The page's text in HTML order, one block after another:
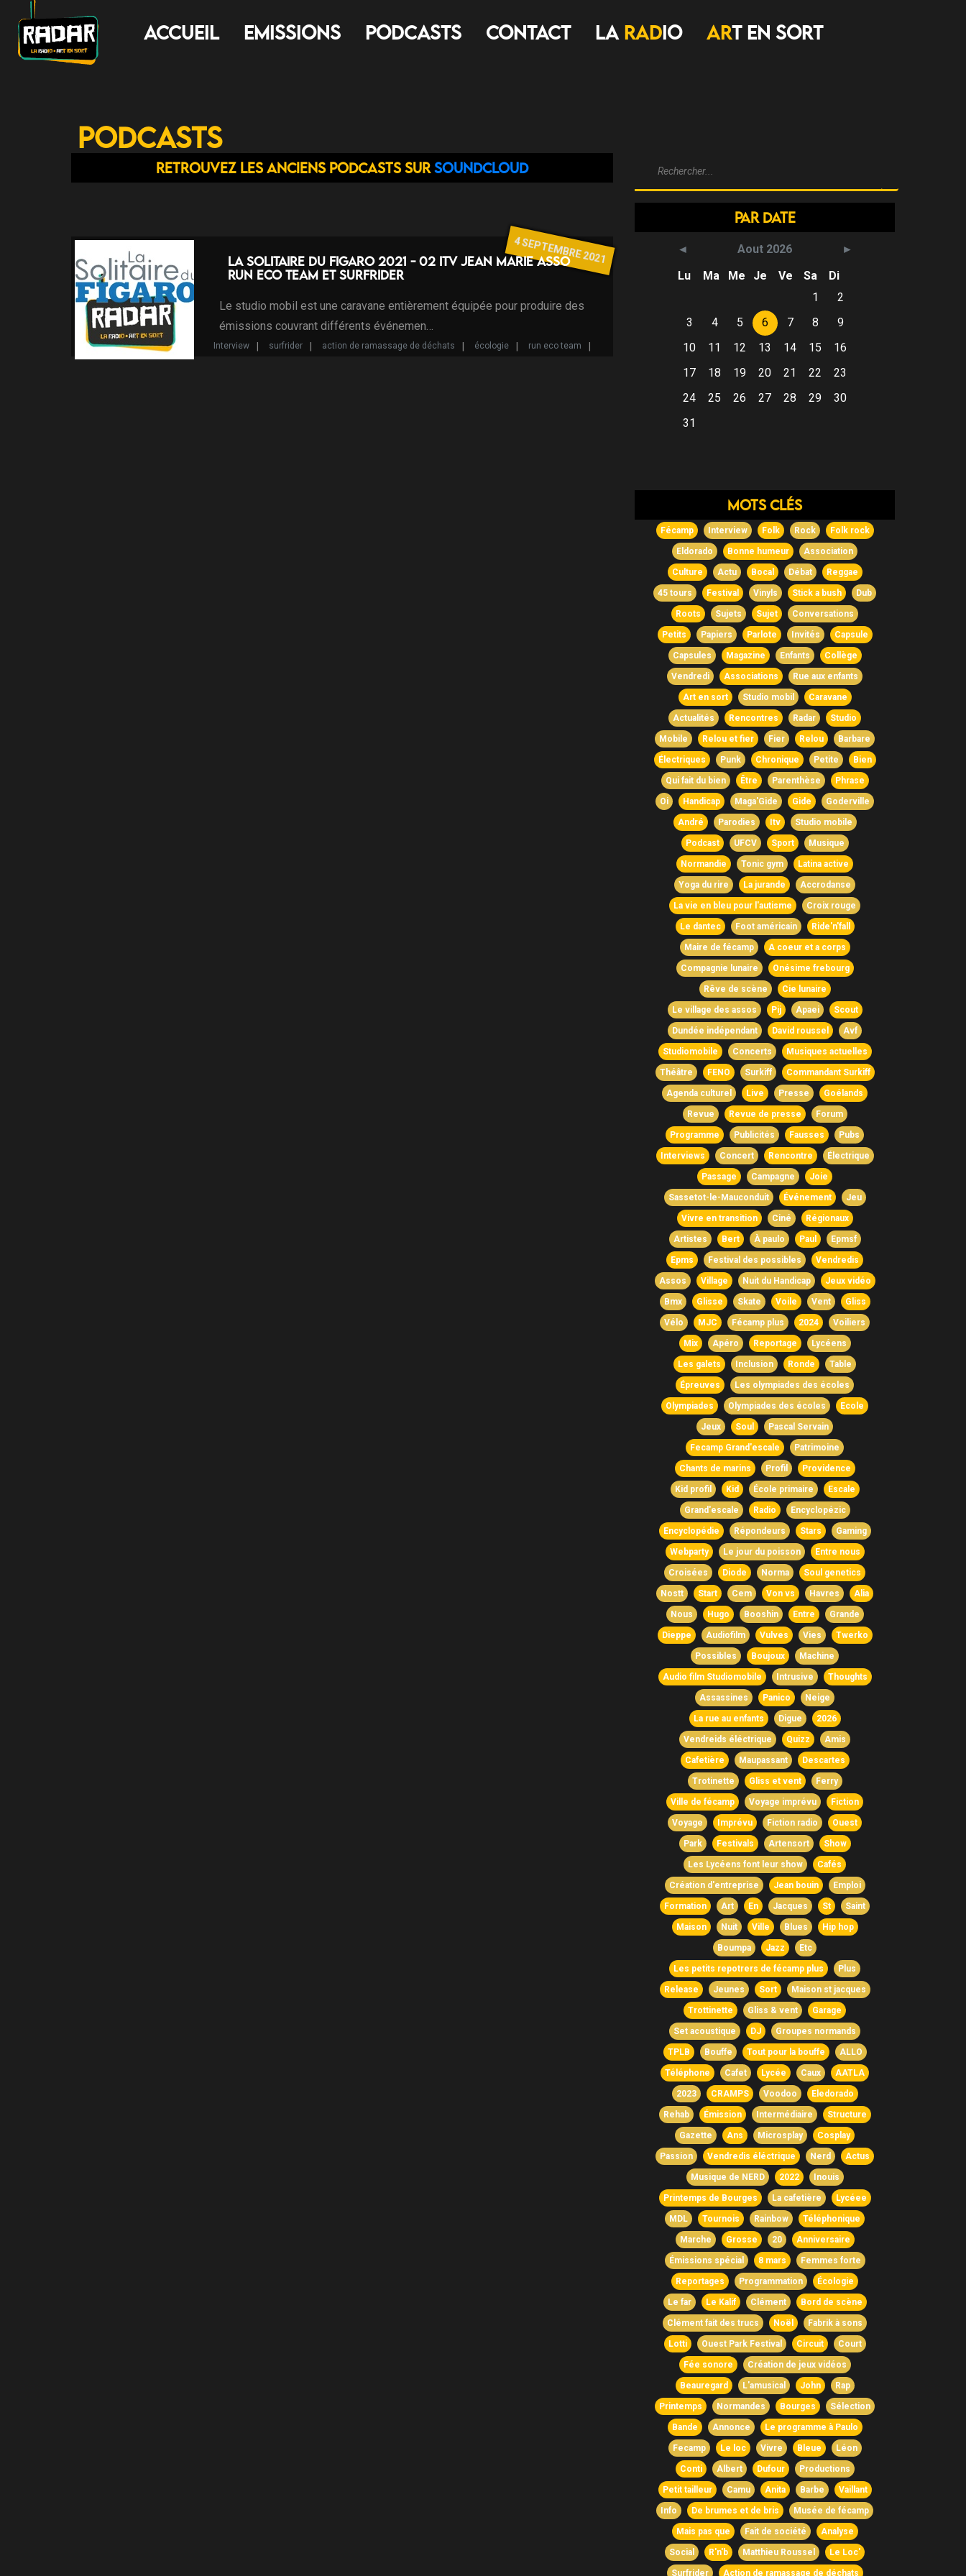
Accueil Emissions Podcasts Contact LA RADIO ART EN SORT
Podcasts
Retrouvez les anciens podcasts sur Soundcloud
4 SEPTEMBRE 2021
La solitaire du Figaro 2021 - 02 ITV Jean Marie Asso
Run Eco Team et Surfrider
Le studio mobil est une caravane entièrement équipée pour produire des
émissions couvrant différents événemen…
Interview surfrider action de ramassage de déchats écologie
run eco team
Par Date
Aout 2026
Lu
Ma Me Je Ve Sa
Di
1
2
3
4 5 6 7 8
9
10
11 12 13 14 15
16
17
18 19 20 21 22
23
24
25 26 27 28 29
30
31
Mots clés
Fécamp Interview Folk Rock Folk rock
Eldorado Bonne humeur Association
Culture Actu Bocal Débat Reggae
45 tours Festival Vinyls Stick a bush Dub
Roots Sujets Sujet Conversations
Petits Papiers Parlote Invités Capsule
Capsules Magazine Enfants Collège
Vendredi Associations Rue aux enfants
Art en sort Studio mobil Caravane
Actualités Rencontres Radar Studio
Mobile Relou et fier Fier Relou Barbare
Électriques Punk Chronique Petite Bien
Qui fait du bien Être Parenthèse Phrase
Oi Handicap Maga'Gide Gide Goderville
André Parodies Itv Studio mobile
Podcast UFCV Sport Musique
Normandie Tonic gym Latina active
Yoga du rire La jurande Accrodanse
La vie en bleu pour l'autisme Croix rouge
Le dantec Foot américain Ride'n'fall
Maire de fécamp A coeur et a corps
Compagnie lunaire Onésime frebourg
Rêve de scène Cie lunaire
Le village des assos Pij Apaei Scout
Dundée indépendant David roussel Avf
Studiomobile Concerts Musiques actuelles
Théâtre FENO Surkiff Commandant Surkiff
Agenda culturel Live Presse Goélands
Revue Revue de presse Forum
Programme Publicités Fausses Pubs
Interviews Concert Rencontre Électrique
Passage Campagne Joie
Sassetot-le-Mauconduit Événement Jeu
Vivre en transition Ciné Régionaux
Artistes Bert À paulo Paul Epmsf
Epms Festival des possibles Vendredis
Assos Village Nuit du Handicap Jeux vidéo
Bmx Glisse Skate Voile Vent Gliss
Vélo MJC Fécamp plus 2024 Voiliers
Mix Apéro Reportage Lycéens
Les galets Inclusion Ronde Table
Épreuves Les olympiades des écoles
Olympiades Olympiades des écoles Ecole
Jeux Soul Pascal Servain
Fecamp Grand'escale Patrimoine
Chants de marins Profil Providence
Kid profil Kid École primaire Escale
Grand'escale Radio Encyclopézic
Encyclopédie Répondeurs Stars Gaming
Webparty Le jour du poisson Entre nous
Croisées Diode Norma Soul genetics
Nostt Start Cem Von vs Havres Alia
Nous Hugo Booshin Entre Grande
Dieppe Audiofilm Vulves Vies Twerko
Possibles Boujoux Machine
Audio film Studiomobile Intrusive Thoughts
Assassines Panico Neige
La rue au enfants Digue 2026
Vendreids éléctrique Quizz Amis
Cafetière Maupassant Descartes
Trotinette Gliss et vent Ferry
Ville de fécamp Voyage imprévu Fiction
Voyage Imprévu Fiction radio Ouest
Park Festivals Artensort Show
Les Lycéens font leur show Cafés
Création d'entreprise Jean bouin Emploi
Formation Art En Jacques St Saint
Maison Nuit Ville Blues Hip hop
Boumpa Jazz Etc
Les petits repotrers de fécamp plus Plus
Release Jeunes Sort Maison st jacques
Trottinette Gliss & vent Garage
Set acoustique DJ Groupes normands
TPLB Bouffe Tout pour la bouffe ALLO
Téléphone Cafet Lycée Caux AATLA
2023 CRAMPS Voodoo Eledorado
Rehab Émission Intermédiaire Structure
Gazette Ans Microsplay Cosplay
Passion Vendredis éléctrique Nerd Actus
Musique de NERD 2022 Inouis
Printemps de Bourges La cafetière Lycéee
MDL Tournois Rainbow Téléphonique
Marche Grosse 20 Anniversaire
Émissions spécial 8 mars Femmes forte
Reportages Programmation Écologie
Le far Le Kalif Clément Bord de scène
Clément fait des trucs Noël Fabrik à sons
Lotti Ouest Park Festival Circuit Court
Fée sonore Création de jeux vidéos
Beauregard L'amusical John Rap
Printemps Normandes Bourges Sélection
Bande Annonce Le programme à Paulo
Fecamp Le loc Vivre Bleue Léon
Conti Albert Dufour Productions
Petit tailleur Camu Anita Barbe Vaillant
Info De brumes et de bris Musée de fécamp
Mais pas que Fait de société Analyse
Social R'n'b Matthieu Roussel Le Loc'
Surfrider Action de ramassage de déchats